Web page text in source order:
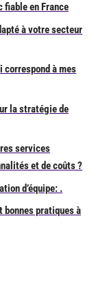
fiable en France
à votre secteur
correspond à mes
la stratégie de
services
et de coûts ?
d’équipe: .
bonnes pratiques à